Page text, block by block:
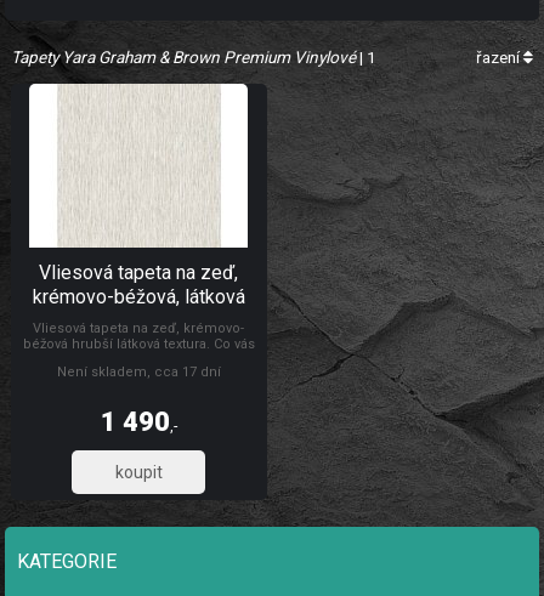
Tapety Yara Graham & Brown Premium Vinylové| 1 řazení
Vliesová tapeta na zeď,
krémovo-béžová, látková
textura, 101448 Refine,
Boutique Graham Brown
Vliesová tapeta na zeď, krémovo-
béžová hrubší látková textura. Co vás
Design: nadčasový. Úroveň
Brown Premium Vinylové
Není skladem, cca 17 dní
1 490,-
1 231,40
KATEGORIE